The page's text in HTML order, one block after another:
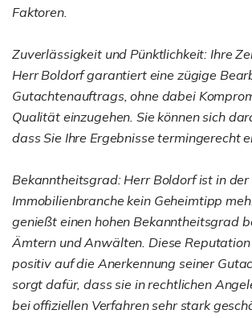
Faktoren.
Zuverlässigkeit und Pünktlichkeit: Ihre
Herr Boldorf garantiert eine zügige
Gutachtenauftrags, ohne dabei
Qualität einzugehen. Sie können sich
dass Sie Ihre Ergebnisse termingerecht
Bekanntheitsgrad: Herr Boldorf ist in
Immobilienbranche kein Geheimtipp
genießt einen hohen Bekanntheitsgrad
Ämtern und Anwälten. Diese
positiv auf die Anerkennung seiner
sorgt dafür, dass sie in rechtlichen
bei offiziellen Verfahren sehr stark